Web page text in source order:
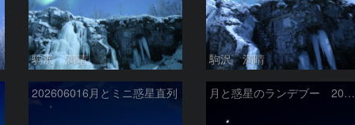
駒沢 満晴 駒沢 満晴
202606016月とミニ惑星直列 月と惑星のランデブー 2026/06/19